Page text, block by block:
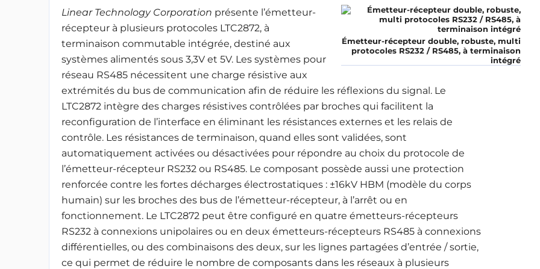
Émetteur-récepteur double, robuste, multi
protocoles RS232 / RS485, à terminaison
intégré
Linear Technology Corporation présente l’émetteur-
récepteur à plusieurs protocoles LTC2872, à
terminaison commutable intégrée, destiné aux
systèmes alimentés sous 3,3V et 5V. Les systèmes pour
réseau RS485 nécessitent une charge résistive aux
extrémités du bus de communication afin de réduire les réflexions du signal. Le
LTC2872 intègre des charges résistives contrôlées par broches qui facilitent la
reconfiguration de l’interface en éliminant les résistances externes et les relais de
contrôle. Les résistances de terminaison, quand elles sont validées, sont
automatiquement activées ou désactivées pour répondre au choix du protocole de
l’émetteur-récepteur RS232 ou RS485. Le composant possède aussi une protection
renforcée contre les fortes décharges électrostatiques : ±16kV HBM (modèle du corps
humain) sur les broches des bus de l’émetteur-récepteur, à l’arrêt ou en
fonctionnement. Le LTC2872 peut être configuré en quatre émetteurs-récepteurs
RS232 à connexions unipolaires ou en deux émetteurs-récepteurs RS485 à connexions
différentielles, ou des combinaisons des deux, sur les lignes partagées d’entrée / sortie,
ce qui permet de réduire le nombre de composants dans les réseaux à plusieurs